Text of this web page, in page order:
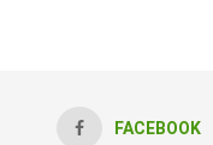
FACEBOOK